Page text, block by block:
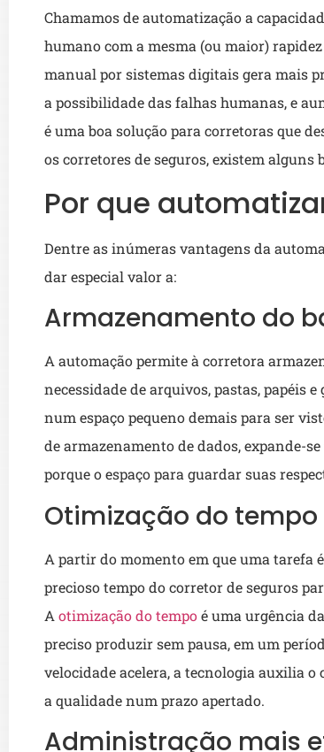
Chamamos de automatização a
humano com a mesma (ou maior)
manual por sistemas digitais gera mais
a possibilidade das falhas humanas, e
é uma boa solução para corretoras que
os corretores de seguros, existem alguns
Por que
Dentre as inúmeras vantagens da
dar especial valor a:
Armazenamento do
A automação permite à corretora
necessidade de arquivos, pastas, papéis
num espaço pequeno demais para ser
de armazenamento de dados, expande-
porque o espaço para guardar suas
Otimização do tempo
A partir do momento em que uma tarefa
precioso tempo do corretor de seguros
A otimização do tempoé uma urgência
preciso produzir sem pausa, em um
velocidade acelera, a tecnologia auxilia
a qualidade num prazo apertado.
Administração mais